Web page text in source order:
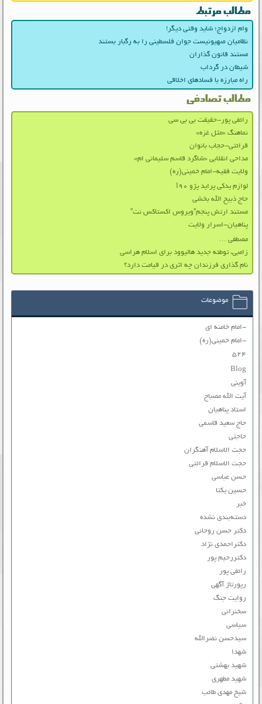
مطالب مرتبط
وام ازدواج؛ شاید وقتی دیگر!
نظامیان صهیونیست جوان فلسطینی را به رگبار بستند
مستند قانون گذاران
شیطان در گرداب
راه مبارزه با فسادهای اخلاقی
مطالب تصادفی
رائفی پور-حقیقت بی بی سی
نماهنگ «مثل غزه»
قرائتی-حجاب بانوان
مداحی انقلابی «شاگرد قاسم سلیمانی ام»
ولایت فقیه-امام خمینی(ره)
لوازم یدکی پراید پژو l90
حاج ذبیح الله بخشی
مستند ارتش پنجم”ویروس اکستاکس نت”
پناهیان-اسرار ولایت
مصطفی …
زامبی، توطئه جدید هالیوود برای اسلام هراسی
نام گذاری فرزندان چه اثری در قیامت دارد؟
موضوعات
-امام خامنه ای
-امام خمینی(ره)
۵۲۴
Blog
آوینی
آیت الله مصباح
استاد پناهیان
حاج سعید قاسمی
حاجتی
حجت الاسلام آهنگران
حجت الاسلام قرائتی
حسن عباسی
حسین یکتا
خبر
دسته‌بندی نشده
دکتر حسن روحانی
دکتراحمدی نژاد
دکتررحیم پور
رائفی پور
رپورتاژ آگهی
روایت جنگ
سخنرانی
سیاسی
سیدحسن نصرالله
شهدا
شهید بهشتی
شهید مطهری
شیخ مهدی طائب